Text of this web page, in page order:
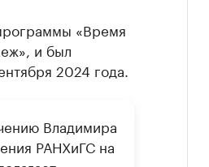
«Время
и был
2024 года.
Владимира
РАНХиГС на